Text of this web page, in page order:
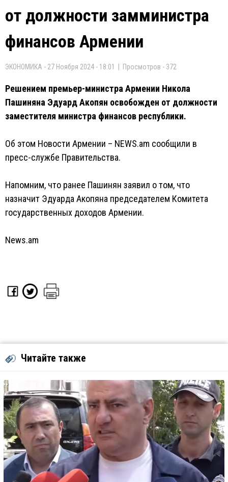
от должности замминистра
финансов Армении
ЭКОНОМИКА - 27 Ноября 2024 - 18:01 | Просмотров - 372
Решением премьер-министра Армении Никола
Пашиняна Эдуард Акопян освобожден от должности
заместителя министра финансов республики.
Об этом Новости Армении – NEWS.am сообщили в
пресс-службе Правительства.
Напомним, что ранее Пашинян заявил о том, что
назначит Эдуарда Акопяна председателем Комитета
государственных доходов Армении.
News.am
Читайте также